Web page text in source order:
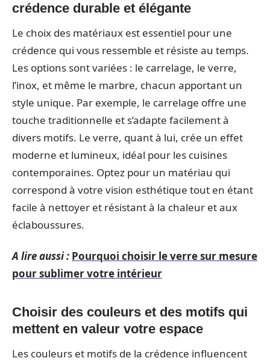
crédence durable et élégante
Le choix des matériaux est essentiel pour une
crédence qui vous ressemble et résiste au temps.
Les options sont variées : le carrelage, le verre,
l’inox, et même le marbre, chacun apportant un
style unique. Par exemple, le carrelage offre une
touche traditionnelle et s’adapte facilement à
divers motifs. Le verre, quant à lui, crée un effet
moderne et lumineux, idéal pour les cuisines
contemporaines. Optez pour un matériau qui
correspond à votre vision esthétique tout en étant
facile à nettoyer et résistant à la chaleur et aux
éclaboussures.
A lire aussi : Pourquoi choisir le verre sur mesure
pour sublimer votre intérieur
Choisir des couleurs et des motifs qui
mettent en valeur votre espace
Les couleurs et motifs de la crédence influencent